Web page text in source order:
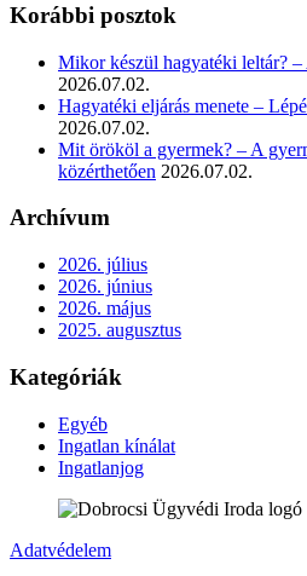
Korábbi posztok
Mikor készül hagyatéki leltár?
2026.07.02.
Hagyatéki eljárás menete –
2026.07.02.
Mit örököl a gyermek? – A
közérthetően 2026.07.02.
Archívum
2026. július
2026. június
2026. május
2025. augusztus
Kategóriák
Egyéb
Ingatlan kínálat
Ingatlanjog
Adatvédelem